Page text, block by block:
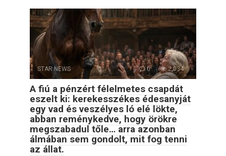
STAR NEWS 0 2,034
A fiú a pénzért félelmetes csapdát
eszelt ki: kerekesszékes édesanyját
egy vad és veszélyes ló elé lökte,
abban reménykedve, hogy örökre
megszabadul tőle… arra azonban
álmában sem gondolt, mit fog tenni
az állat.